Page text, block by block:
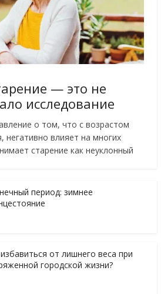
— это не
исследование
о том, что с возрастом
негативно влияет на многих
старение как неуклонный
период: зимнее
от лишнего веса при
городской жизни?